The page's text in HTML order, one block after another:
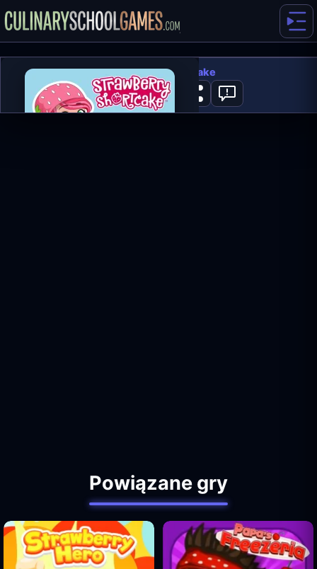
Strawberry Shortcake
0
Powiązane gry